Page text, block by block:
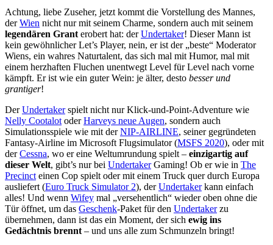
Achtung, liebe Zuseher, jetzt kommt die Vorstellung des Mannes,
derWien nicht nur mit seinem Charme, sondern auch mit seinem
legendären Grant erobert hat: derUndertaker! Dieser Mann ist
kein gewöhnlicher Let’s Player, nein, er ist der „beste“ Moderator
Wiens, ein wahres Naturtalent, das sich mal mit Humor, mal mit
einem herzhaften Fluchen unentwegt Level für Level nach vorne
kämpft. Er ist wie ein guter Wein: je älter, desto besser und
grantiger!
DerUndertakerspielt nicht nur Klick-und-Point-Adventure wie
Nelly Cootalot oderHarveys neue Augen, sondern auch
Simulationsspiele wie mit derNIP-AIRLINE, seiner gegründeten
Fantasy-Airline im Microsoft Flugsimulator (MSFS 2020), oder mit
derCessna, wo er eine Weltumrundung spielt – einzigartig auf
dieser Welt, gibt’s nur bei UndertakerGaming! Ob er wie in The
Precinct einen Cop spielt oder mit einem Truck quer durch Europa
ausliefert (Euro Truck Simulator 2), derUndertakerkann einfach
alles! Und wenn Wifey mal „versehentlich“ wieder oben ohne die
Tür öffnet, um das Geschenk-Paket für den Undertakerzu
übernehmen, dann ist das ein Moment, der sich ewig ins
Gedächtnis brennt – und uns alle zum Schmunzeln bringt!